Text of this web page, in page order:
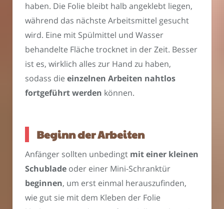
haben. Die Folie bleibt halb angeklebt liegen,
während das nächste Arbeitsmittel gesucht
wird. Eine mit Spülmittel und Wasser
behandelte Fläche trocknet in der Zeit. Besser
ist es, wirklich alles zur Hand zu haben,
sodass die einzelnen Arbeiten nahtlos
fortgeführt werden können.
Beginn der Arbeiten
Anfänger sollten unbedingt mit einer kleinen
Schublade oder einer Mini-Schranktür
beginnen, um erst einmal herauszufinden,
wie gut sie mit dem Kleben der Folie